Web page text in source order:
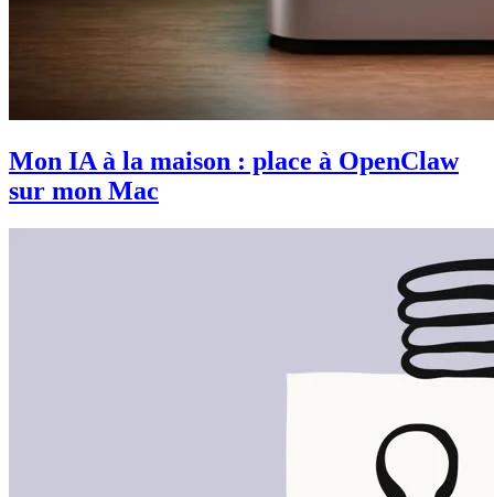
Mon IA à la maison : place à OpenClaw
sur mon Mac